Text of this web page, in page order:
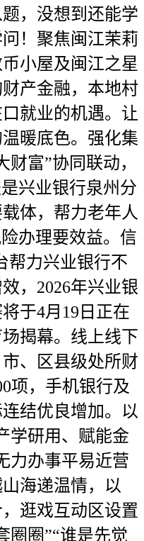
，没想到还能学
！聚焦闽江茉莉
小屋及闽江之星
产金融，本地村
就业的机遇。让
暖底色。强化集
财富”协同联动，
兴业银行泉州分
体，帮力老年人
办理要效益。信
帮力兴业银行不
，2026年兴业银
于4月19日正在
揭幕。线上线下
、区县级处所财
项，手机银行及
结优良增加。以
学研用、赋能金
力办事平易近营
海递温情，以
逛戏互动区设置
圈”“谁是先觉